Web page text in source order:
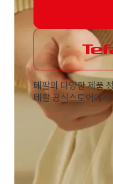
테팔의 다양한 제품
테팔 공식스토어에